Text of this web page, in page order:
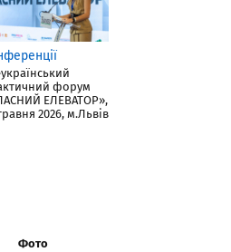
форум
ЕЛЕВАТОР»,
2026, м.Львів
Фото